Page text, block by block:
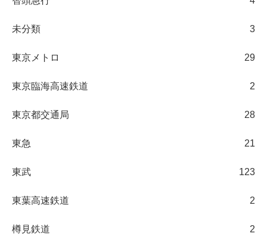
未分類 3
東京メトロ 29
東京臨海高速鉄道 2
東京都交通局 28
東急 21
東武 123
東葉高速鉄道 2
樽見鉄道 2